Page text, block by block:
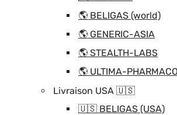
🌎 BELIGAS (world)
🌎 GENERIC-ASIA
🌎 STEALTH-LABS
🌎 ULTIMA-
Livraison USA 🇺🇸
🇺🇸 BELIGAS (USA)